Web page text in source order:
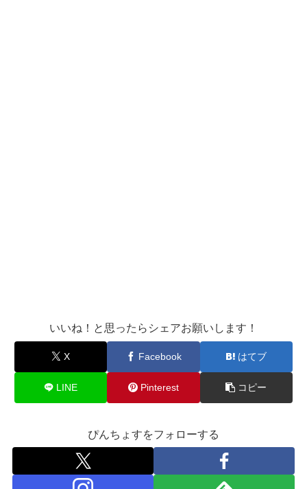
いいね！と思ったらシェアお願いします！
X Facebook はてブ
LINE Pinterest コピー
ぴんちょすをフォローする